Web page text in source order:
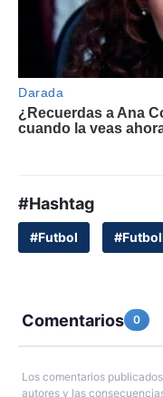
#Hashtag
#Futbol
Comentarios 0
Los comentarios
autores y las